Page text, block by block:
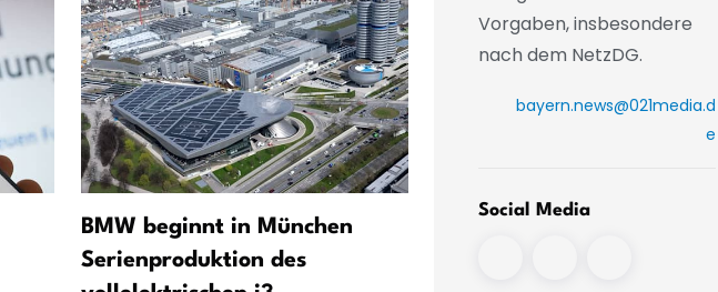
BMW beginnt in München
Serienproduktion des
Vorgaben, insbesondere
nach dem NetzDG.
bayern.news@021media.d
e
Social Media